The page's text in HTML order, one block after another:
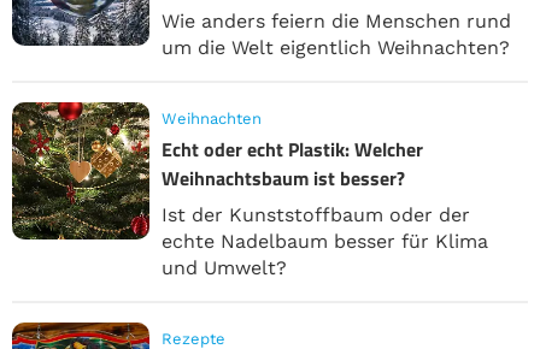
Wie anders feiern die Menschen rund
um die Welt eigentlich Weihnachten?
Weihnachten
Echt oder echt Plastik: Welcher
Weihnachtsbaum ist besser?
Ist der Kunststoffbaum oder der
echte Nadelbaum besser für Klima
und Umwelt?
Rezepte